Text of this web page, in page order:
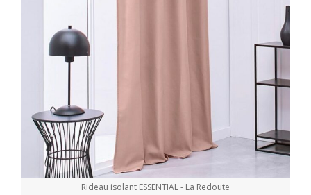
Rideau isolant ESSENTIAL - La Redoute